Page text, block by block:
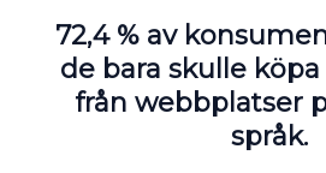
72,4 % av
de bara skulle
från webbplatser
språk.